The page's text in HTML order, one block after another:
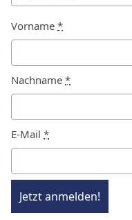
Vorname *
Nachname *
E-Mail *
Jetzt anmelden!